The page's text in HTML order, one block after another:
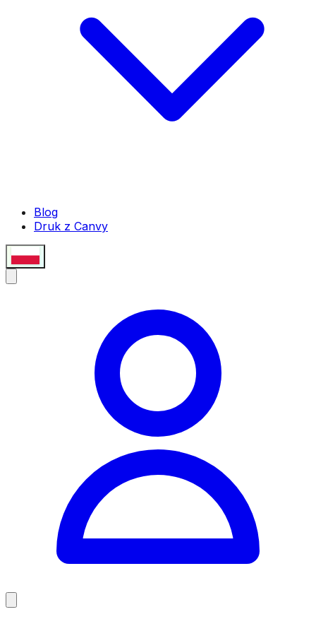
Blog
Druk z Canvy